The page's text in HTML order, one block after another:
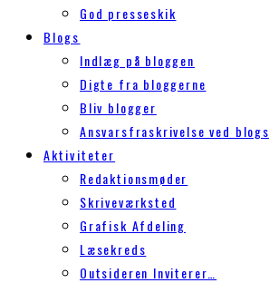
God presseskik
Blogs
Indlæg på bloggen
Digte fra bloggerne
Bliv blogger
Ansvarsfraskrivelse ved blogs
Aktiviteter
Redaktionsmøder
Skriveværksted
Grafisk Afdeling
Læsekreds
Outsideren Inviterer…